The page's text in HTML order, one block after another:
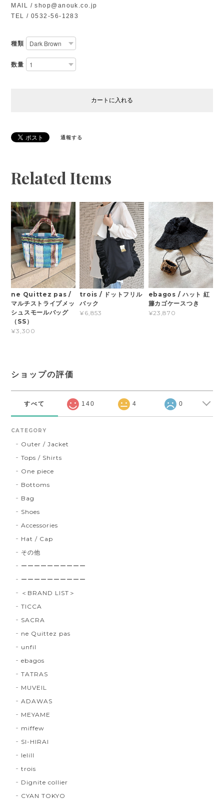
MAIL /shop@anouk.co.jp
TEL / 0532-56-1283
種類
数量
カートに入れる
通報する
Related Items
ne Quittez pas /
マルチストライプメッ
シュスモールバッグ
（SS）
¥3,300
trois / ドットフリル
バック
¥6,853
ebagos / ハット 紅
籐カゴケースつき
¥23,870
ショップの評価
すべて 140 4 0
CATEGORY
Outer / Jacket
Tops / Shirts
One piece
Bottoms
Bag
Shoes
Accessories
Hat / Cap
その他
ーーーーーーーーーー
ーーーーーーーーーー
＜BRAND LIST＞
TICCA
SACRA
ne Quittez pas
unfil
ebagos
TATRAS
MUVEIL
ADAWAS
MEYAME
miffew
SI-HIRAI
lelill
trois
Dignite collier
CYAN TOKYO